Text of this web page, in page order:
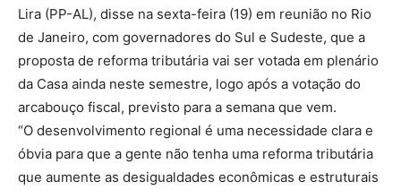
Lira (PP-AL), disse na sexta-feira (19) em reunião no Rio
de Janeiro, com governadores do Sul e Sudeste, que a
proposta de reforma tributária vai ser votada em plenário
da Casa ainda neste semestre, logo após a votação do
arcabouço fiscal, previsto para a semana que vem.
“O desenvolvimento regional é uma necessidade clara e
óbvia para que a gente não tenha uma reforma tributária
que aumente as desigualdades econômicas e estruturais